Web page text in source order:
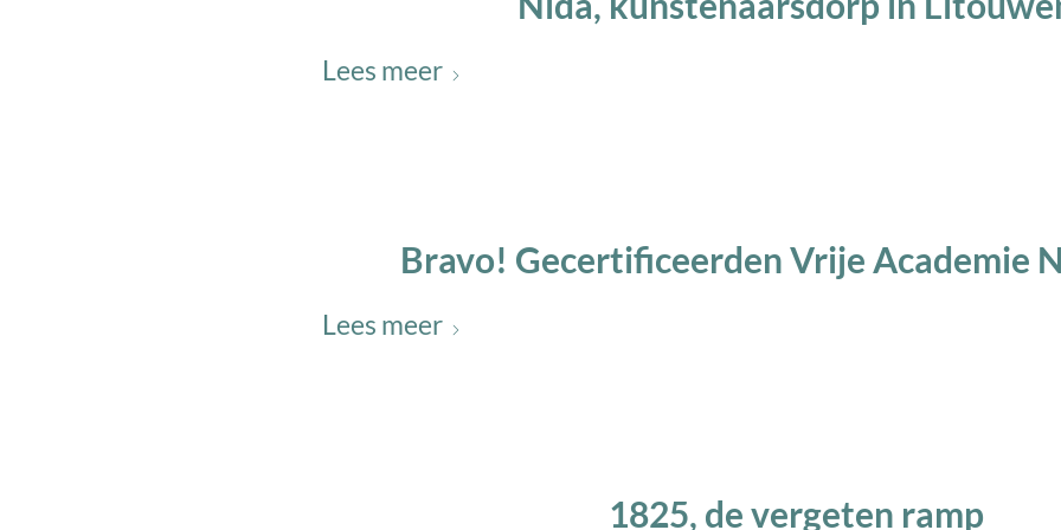
Lees meer
Bravo! Gecertificeerden Vrije Academie
Lees meer
1825, de vergeten ramp